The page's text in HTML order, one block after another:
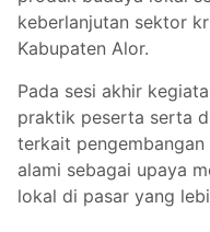
keberlanjutan sektor
Kabupaten Alor.
Pada sesi akhir
praktik peserta serta
terkait
alami sebagai upaya
lokal di pasar yang